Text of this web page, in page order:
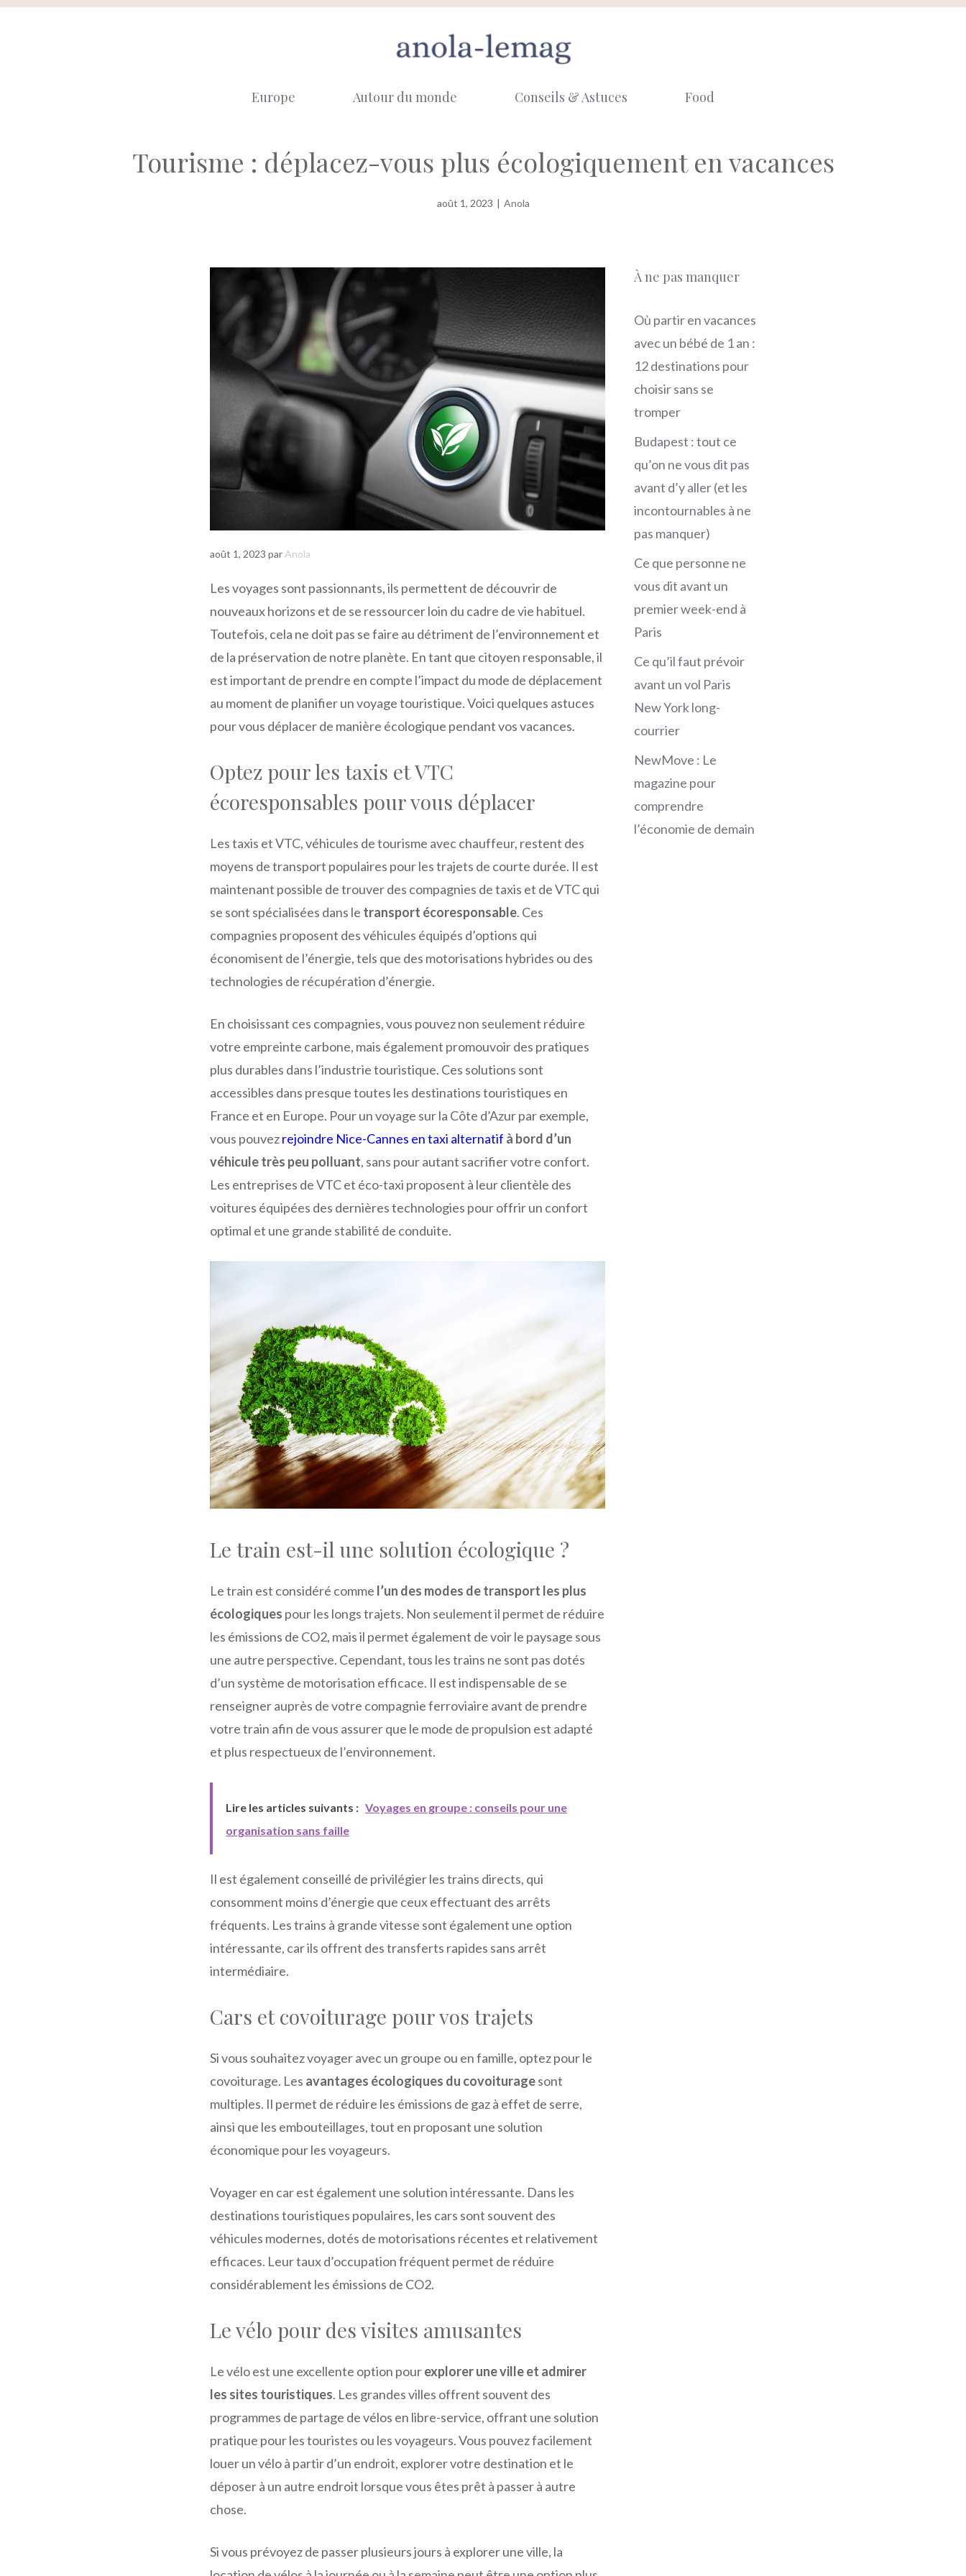
Aller
Europe Autour du monde Conseils & Astuces Food
Tourisme : déplacez-vous plus écologiquement en vacances
août 1, 2023 | Anola
août 1, 2023 par Anola
Les voyages sont passionnants, ils permettent de découvrir de
nouveaux horizons et de se ressourcer loin du cadre de vie habituel.
Toutefois, cela ne doit pas se faire au détriment de l’environnement et
de la préservation de notre planète. En tant que citoyen responsable, il
est important de prendre en compte l’impact du mode de déplacement
au moment de planifier un voyage touristique. Voici quelques astuces
pour vous déplacer de manière écologique pendant vos vacances.
Optez pour les taxis et VTC
écoresponsables pour vous déplacer
Les taxis et VTC, véhicules de tourisme avec chauffeur, restent des
moyens de transport populaires pour les trajets de courte durée. Il est
maintenant possible de trouver des compagnies de taxis et de VTC qui
se sont spécialisées dans le transport écoresponsable. Ces
compagnies proposent des véhicules équipés d’options qui
économisent de l’énergie, tels que des motorisations hybrides ou des
technologies de récupération d’énergie.
En choisissant ces compagnies, vous pouvez non seulement réduire
votre empreinte carbone, mais également promouvoir des pratiques
plus durables dans l’industrie touristique. Ces solutions sont
accessibles dans presque toutes les destinations touristiques en
France et en Europe. Pour un voyage sur la Côte d’Azur par exemple,
vous pouvezrejoindre Nice-Cannes en taxi alternatif à bord d’un
véhicule très peu polluant, sans pour autant sacrifier votre confort.
Les entreprises de VTC et éco-taxi proposent à leur clientèle des
voitures équipées des dernières technologies pour offrir un confort
optimal et une grande stabilité de conduite.
Le train est-il une solution écologique ?
Le train est considéré comme l’un des modes de transport les plus
écologiques pour les longs trajets. Non seulement il permet de réduire
les émissions de CO2, mais il permet également de voir le paysage sous
une autre perspective. Cependant, tous les trains ne sont pas dotés
d’un système de motorisation efficace. Il est indispensable de se
renseigner auprès de votre compagnie ferroviaire avant de prendre
votre train afin de vous assurer que le mode de propulsion est adapté
et plus respectueux de l’environnement.
Lire les articles suivants : Voyages en groupe : conseils pour une
organisation sans faille
Il est également conseillé de privilégier les trains directs, qui
consomment moins d’énergie que ceux effectuant des arrêts
fréquents. Les trains à grande vitesse sont également une option
intéressante, car ils offrent des transferts rapides sans arrêt
intermédiaire.
Cars et covoiturage pour vos trajets
Si vous souhaitez voyager avec un groupe ou en famille, optez pour le
covoiturage. Les avantages écologiques du covoituragesont
multiples. Il permet de réduire les émissions de gaz à effet de serre,
ainsi que les embouteillages, tout en proposant une solution
économique pour les voyageurs.
Voyager en car est également une solution intéressante. Dans les
destinations touristiques populaires, les cars sont souvent des
véhicules modernes, dotés de motorisations récentes et relativement
efficaces. Leur taux d’occupation fréquent permet de réduire
considérablement les émissions de CO2.
Le vélo pour des visites amusantes
Le vélo est une excellente option pourexplorer une ville et admirer
les sites touristiques. Les grandes villes offrent souvent des
programmes de partage de vélos en libre-service, offrant une solution
pratique pour les touristes ou les voyageurs. Vous pouvez facilement
louer un vélo à partir d’un endroit, explorer votre destination et le
déposer à un autre endroit lorsque vous êtes prêt à passer à autre
chose.
Si vous prévoyez de passer plusieurs jours à explorer une ville, la
À ne pas manquer
Où partir en vacances
avec un bébé de 1 an :
12 destinations pour
choisir sans se
tromper
Budapest : tout ce
qu’on ne vous dit pas
avant d’y aller (et les
incontournables à ne
pas manquer)
Ce que personne ne
vous dit avant un
premier week-end à
Paris
Ce qu’il faut prévoir
avant un vol Paris
New York long-
courrier
NewMove : Le
magazine pour
comprendre
l’économie de demain